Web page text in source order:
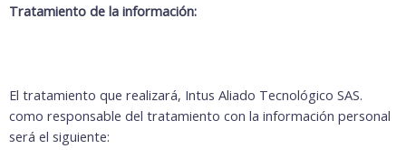
Tratamiento de la información:
El tratamiento que realizará, Intus Aliado Tecnológico SAS.
como responsable del tratamiento con la información personal
será el siguiente: